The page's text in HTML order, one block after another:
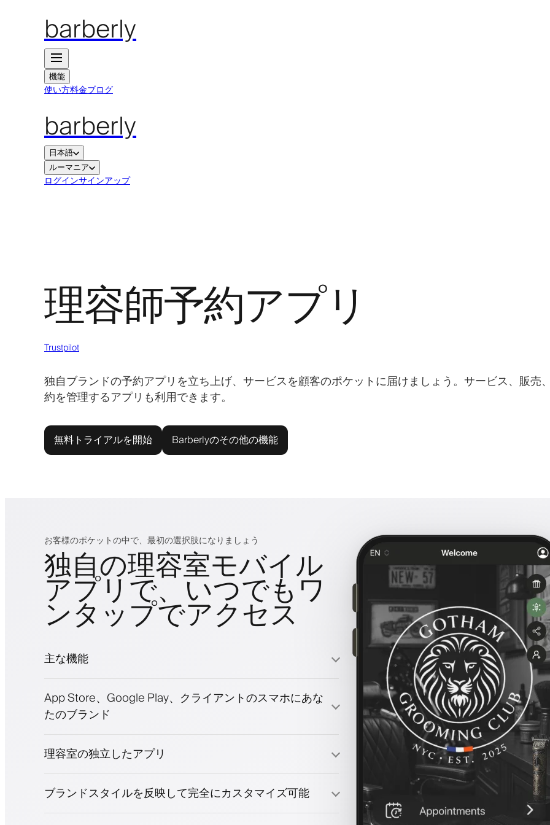
barberly
機能
使い方料金ブログ
barberly
日本語
ルーマニア
ログインサインアップ
理容師予約アプリ
Trustpilot
独自ブランドの予約アプリを立ち上げ、サービスを顧客のポケットに届けましょう。サービス、販売
約を管理するアプリも利用できます。
無料トライアルを開始 Barberlyのその他の機能
お客様のポケットの中で、最初の選択肢になりましょう
独自の理容室モバイル
アプリで、いつでもワ
ンタップでアクセス
主な機能
支払い、保証金
美容商品を販売
プッシュ、SMS、メール通知
App Store、Google Play、クライアントのスマホにあな
たのブランド
理容室の独立したアプリ
ブランドスタイルを反映して完全にカスタマイズ可能